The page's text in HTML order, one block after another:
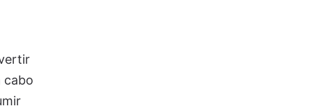
cabo